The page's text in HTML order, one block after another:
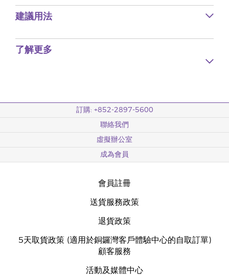
建議用法
了解更多
訂購: +852-2897-5600
聯絡我們
虛擬辦公室
成為會員
會員註冊
送貨服務政策
退貨政策
5天取貨政策 (適用於銅鑼灣客戶體驗中心的自取訂單)
顧客服務
活動及媒體中心